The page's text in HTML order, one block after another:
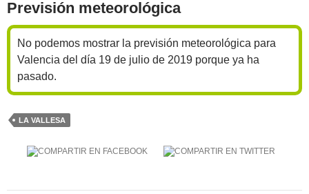
Previsión meteorológica
No podemos mostrar la previsión meteorológica para
Valencia del día 19 de julio de 2019 porque ya ha
pasado.
LA VALLESA